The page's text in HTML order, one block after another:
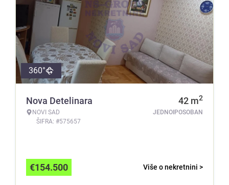
360°
Nova Detelinara
NOVI SAD
ŠIFRA: #575657
42 m2
JEDNOIPOSOBAN
Više o nekretnini >
€154.500